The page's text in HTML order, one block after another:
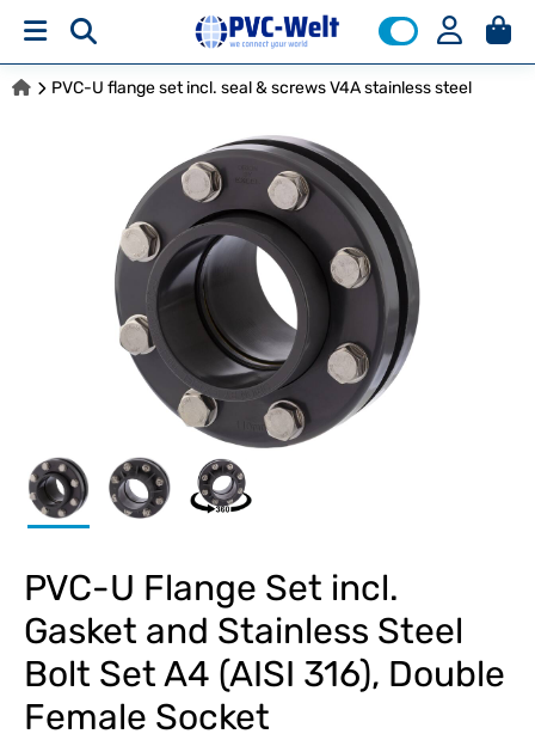
PVC-U flange set incl. seal & screws V4A stainless steel
PVC-U Flange Set incl.
Gasket and Stainless Steel
Bolt Set A4 (AISI 316), Double
Female Socket